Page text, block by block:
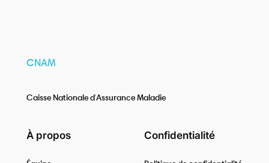
CNAM
Caisse Nationale d'Assurance Maladie
À propos Confidentialité